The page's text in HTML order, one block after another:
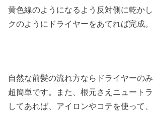
黄色線のようになるよう反対側に乾か
クのようにドライヤーをあてれば完成。
自然な前髪の流れ方ならドライヤーの
超簡単です。また、根元さえニュート
してあれば、アイロンやコテを使って